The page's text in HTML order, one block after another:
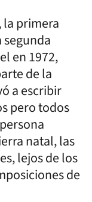
la primera
segunda
en 1972,
de la
a escribir
pero todos
natal, las
lejos de los
de